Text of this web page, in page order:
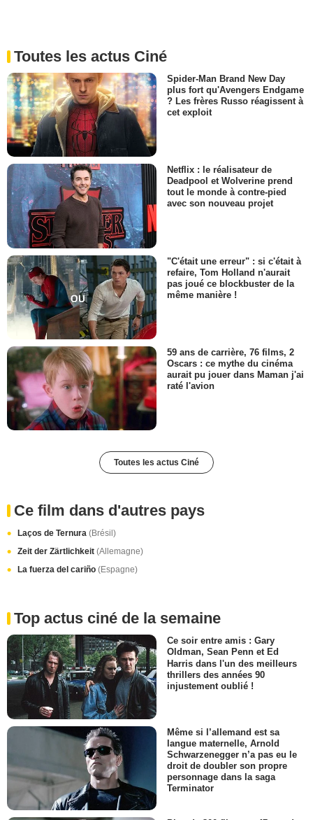
Toutes les actus Ciné
Spider-Man Brand New Day
plus fort qu'Avengers Endgame
? Les frères Russo réagissent à
cet exploit
Netflix : le réalisateur de
Deadpool et Wolverine prend
tout le monde à contre-pied
avec son nouveau projet
"C'était une erreur" : si c'était à
refaire, Tom Holland n'aurait
pas joué ce blockbuster de la
même manière !
59 ans de carrière, 76 films, 2
Oscars : ce mythe du cinéma
aurait pu jouer dans Maman j'ai
raté l'avion
Toutes les actus Ciné
Ce film dans d'autres pays
Laços de Ternura (Brésil)
Zeit der Zärtlichkeit (Allemagne)
La fuerza del cariño (Espagne)
Top actus ciné de la semaine
Ce soir entre amis : Gary
Oldman, Sean Penn et Ed
Harris dans l'un des meilleurs
thrillers des années 90
injustement oublié !
Même si l’allemand est sa
langue maternelle, Arnold
Schwarzenegger n’a pas eu le
droit de doubler son propre
personnage dans la saga
Terminator